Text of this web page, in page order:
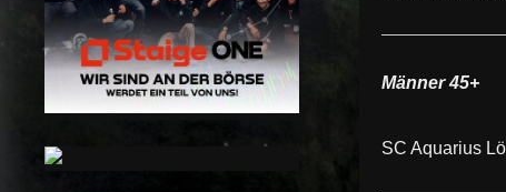
Männer 45+
SC Aquarius